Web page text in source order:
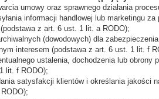
umowy oraz sprawnego działania
informacji handlowej lub marketingu
z art. 6 ust. 1 lit. a RODO);
(dowodowych) dla
interesem (podstawa z art. 6 ust. 1 lit. f
ustalenia, dochodzenia lub
lit. f RODO);
satysfakcji klientów i określania jakości